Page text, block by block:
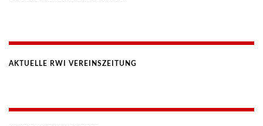
AKTUELLE RWI VEREINSZEITUNG